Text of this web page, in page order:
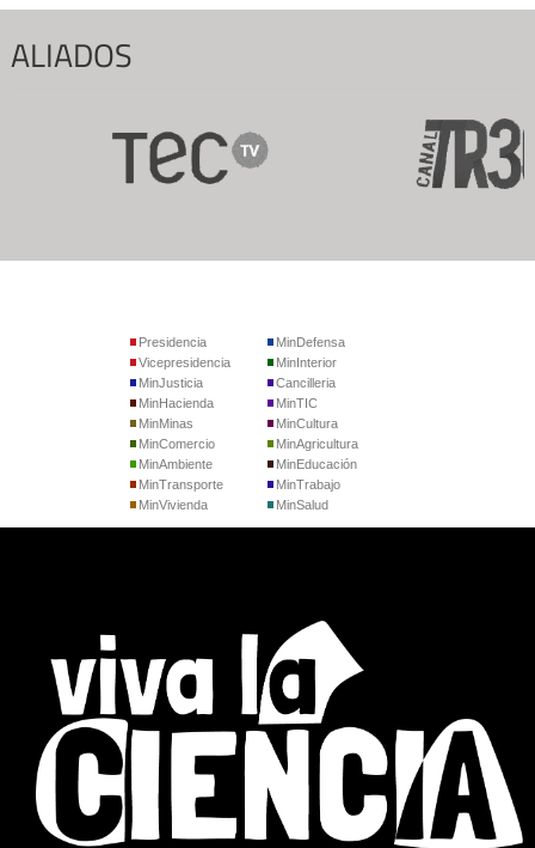
ALIADOS
Presidencia
Vicepresidencia
MinJusticia
MinDefensa
MinInterior
Cancilleria
MinHacienda
MinMinas
MinComercio
MinTIC
MinCultura
MinAgricultura
MinAmbiente
MinTransporte
MinVivienda
MinEducación
MinTrabajo
MinSalud